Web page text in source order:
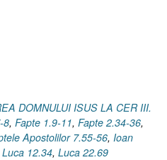
DOMNULUI ISUS LA CER III.
8, Fapte 1.9-11, Fapte 2.34-36,
Apostolilor 7.55-56, Ioan
Luca 12.34, Luca 22.69